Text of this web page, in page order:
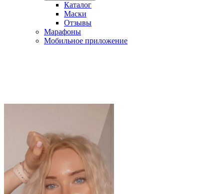
Каталог
Маски
Отзывы
Марафоны
Мобильное приложение